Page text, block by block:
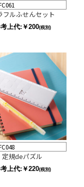
フルふせんセット
上代:￥200(税別)
定規deパズル
上代:￥220(税別)